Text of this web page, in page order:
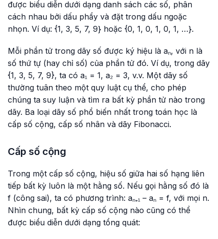
được biểu diễn dưới dạng danh sách các số, phân
cách nhau bởi dấu phẩy và đặt trong dấu ngoặc
nhọn. Ví dụ: {1, 3, 5, 7, 9} hoặc {0, 1, 0, 1, 0, 1, …}.
Mỗi phần tử trong dãy số được ký hiệu là aₙ, với n là
số thứ tự (hay chỉ số) của phần tử đó. Ví dụ, trong dãy
{1, 3, 5, 7, 9}, ta có a₁ = 1, a₂ = 3, v.v. Một dãy số
thường tuân theo một quy luật cụ thể, cho phép
chúng ta suy luận và tìm ra bất kỳ phần tử nào trong
dãy. Ba loại dãy số phổ biến nhất trong toán học là
cấp số cộng, cấp số nhân và dãy Fibonacci.
Cấp số cộng
Trong một cấp số cộng, hiệu số giữa hai số hạng liên
tiếp bất kỳ luôn là một hằng số. Nếu gọi hằng số đó là
f (công sai), ta có phương trình: aₙ₊₁ – aₙ = f, với mọi n.
Nhìn chung, bất kỳ cấp số cộng nào cũng có thể
được biểu diễn dưới dạng tổng quát: